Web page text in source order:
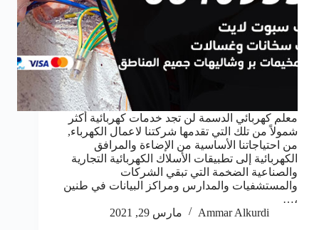
معلم كهربائي الدسمة لن تجد خدمات كهربائية أكثر
شمولاً من تلك التي تقدمها شركتنا لاعمال الكهرباء,
من احتياجاتنا الأساسية من الإضاءة والمرافق
الكهربائية إلى تطبيقات الأسلاك الكهربائية التجارية
والصناعية الضخمة التي تبقي الشركات
والمستشفيات والمدارس ومراكز البيانات في طنين
،…
Ammar Alkurdi
مارس 29, 2021